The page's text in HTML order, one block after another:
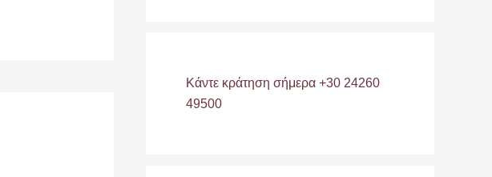
Κάντε κράτηση σήμερα +30 24260
49500